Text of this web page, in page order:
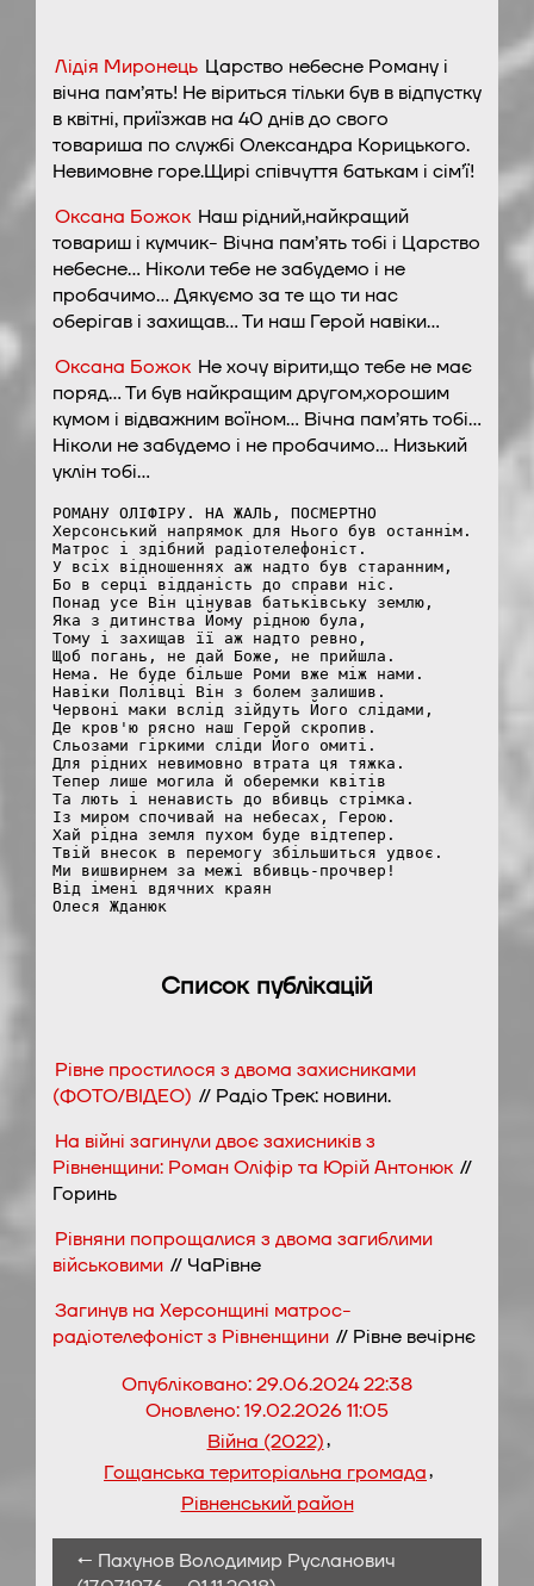
Лідія Миронець Царство небесне Роману і
вічна пам’ять! Не віриться тільки був в відпустку
в квітні, приїзжав на 40 днів до свого
товариша по службі Олександра Корицького.
Невимовне горе.Щирі співчуття батькам і сім’ї!
Оксана Божок Наш рідний,найкращий
товариш і кумчик- Вічна пам’ять тобі і Царство
небесне… Ніколи тебе не забудемо і не
пробачимо… Дякуємо за те що ти нас
оберігав і захищав… Ти наш Герой навіки…
Оксана Божок Не хочу вірити,що тебе не має
поряд… Ти був найкращим другом,хорошим
кумом і відважним воїном… Вічна пам’ять тобі…
Ніколи не забудемо і не пробачимо… Низький
уклін тобі…
РОМАНУ ОЛІФІРУ. НА ЖАЛЬ, ПОСМЕРТНО
Херсонський напрямок для Нього був останнім.
Матрос і здібний радіотелефоніст.
У всіх відношеннях аж надто був старанним,
Бо в серці відданість до справи ніс.
Понад усе Він цінував батьківську землю,
Яка з дитинства Йому рідною була,
Тому і захищав її аж надто ревно,
Щоб погань, не дай Боже, не прийшла.
Нема. Не буде більше Роми вже між нами.
Навіки Полівці Він з болем залишив.
Червоні маки вслід зійдуть Його слідами,
Де кров'ю рясно наш Герой скропив.
Сльозами гіркими сліди Його омиті.
Для рідних невимовно втрата ця тяжка.
Тепер лише могила й оберемки квітів
Та лють і ненависть до вбивць стрімка.
Із миром спочивай на небесах, Герою.
Хай рідна земля пухом буде відтепер.
Твій внесок в перемогу збільшиться удвоє.
Ми вишвирнем за межі вбивць-прочвер!
Від імені вдячних краян
Олеся Жданюк
Список публікацій
Рівне простилося з двома захисниками
(ФОТО/ВІДЕО) // Радіо Трек: новини.
На війні загинули двоє захисників з
Рівненщини: Роман Оліфір та Юрій Антонюк //
Горинь
Рівняни попрощалися з двома загиблими
військовими // ЧаРівне
Загинув на Херсонщині матрос-
радіотелефоніст з Рівненщини // Рівне вечірнє
Опубліковано:29.06.2024 22:38
Оновлено:19.02.2026 11:05
Війна (2022),
Гощанська територіальна громада,
Рівненський район
← Пахунов Володимир Русланович